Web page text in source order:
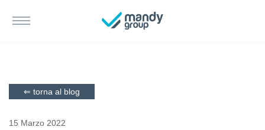
⇐ torna al blog
15 Marzo 2022